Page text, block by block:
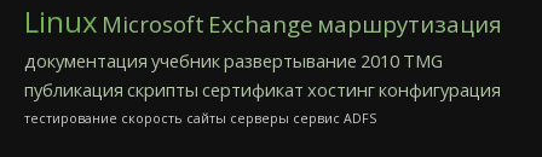
Linux Microsoft Exchange маршрутизация
документация учебникразвертывание 2010 TMG
публикация скрипты сертификат хостингконфигурация
тестирование скорость сайты серверы сервис ADFS